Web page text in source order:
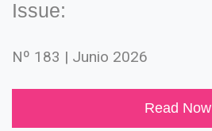
Issue:
Nº 183 | Junio 2026
Read Now